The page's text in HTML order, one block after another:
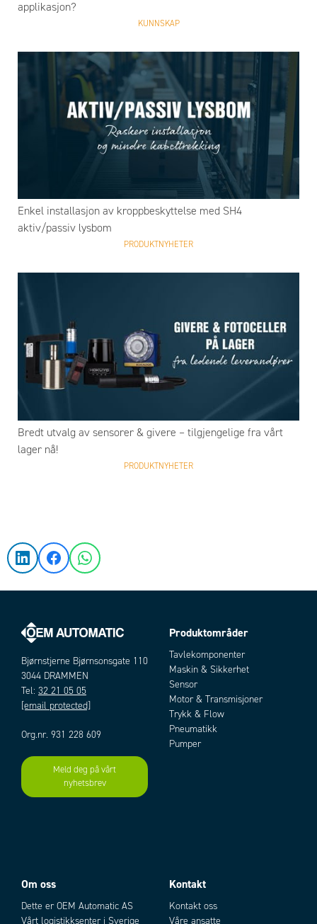
applikasjon?
KUNNSKAP
Enkel installasjon av kroppbeskyttelse med SH4
aktiv/passiv lysbom
PRODUKTNYHETER
Bredt utvalg av sensorer & givere – tilgjengelige fra vårt
lager nå!
PRODUKTNYHETER
Bjørnstjerne Bjørnsonsgate 110
3044 DRAMMEN
Tel: 32 21 05 05
[email protected]
Org.nr. 931 228 609
Meld deg på vårt
nyhetsbrev
Produktområder
Tavlekomponenter
Maskin & Sikkerhet
Sensor
Motor & Transmisjoner
Trykk & Flow
Pneumatikk
Pumper
Om oss
Dette er OEM Automatic AS
Vårt logistikksenter i Sverige
Kontakt
Kontakt oss
Våre ansatte